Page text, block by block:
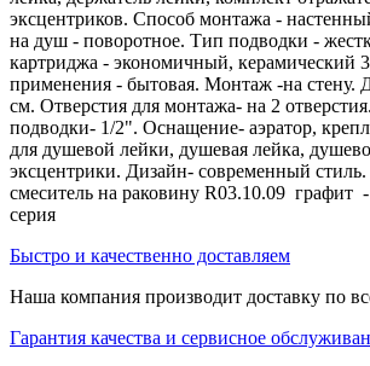
эксцентриков. Способ монтажа -
на душ - поворотное. Тип подводки -
картриджа - экономичный, керамический
применения - бытовая. Монтаж -на стену.
см. Отверстия для монтажа- на 2
подводки- 1/2". Оснащение- аэратор,
для душевой лейки, душевая лейка,
эксцентрики. Дизайн- современный стиль.
смеситель на раковину R03.10.09 графит
серия
Быстро и качественно доставляем
Наша компания производит доставку по
Гарантия качества и сервисное